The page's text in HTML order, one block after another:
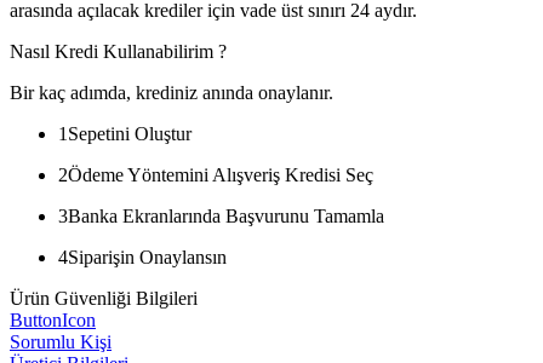
arasında açılacak krediler için vade üst sınırı 24 aydır.
Nasıl Kredi Kullanabilirim ?
Bir kaç adımda, krediniz anında onaylanır.
1 Sepetini Oluştur
2Ödeme Yöntemini Alışveriş Kredisi Seç
3Banka Ekranlarında Başvurunu Tamamla
4Siparişin Onaylansın
Ürün Güvenliği Bilgileri
ButtonIcon
Sorumlu Kişi